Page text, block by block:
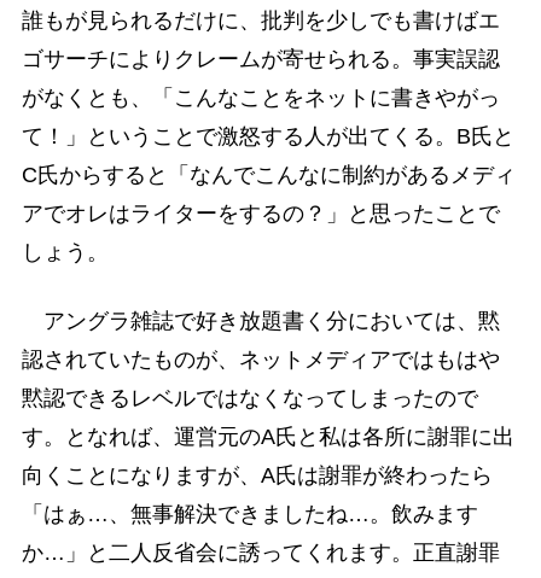
誰もが見られるだけに、批判を少しでも書けばエ
ゴサーチによりクレームが寄せられる。事実誤認
がなくとも、「こんなことをネットに書きやがっ
て！」ということで激怒する人が出てくる。B氏と
C氏からすると「なんでこんなに制約があるメディ
アでオレはライターをするの？」と思ったことで
しょう。
アングラ雑誌で好き放題書く分においては、黙
認されていたものが、ネットメディアではもはや
黙認できるレベルではなくなってしまったので
す。となれば、運営元のA氏と私は各所に謝罪に出
向くことになりますが、A氏は謝罪が終わったら
「はぁ…、無事解決できましたね…。飲みます
か…」と二人反省会に誘ってくれます。正直謝罪